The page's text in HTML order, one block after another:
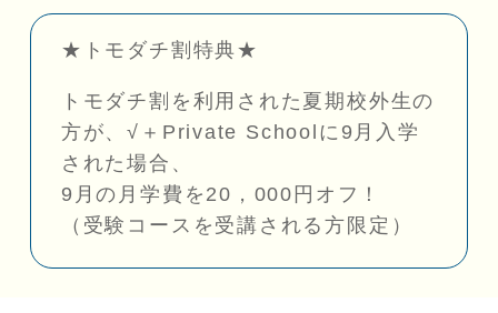
★トモダチ割特典★
トモダチ割を利用された夏期校外生の
方が、√＋Private Schoolに9月入学
された場合、
9月の月学費を20，000円オフ！
（受験コースを受講される方限定）